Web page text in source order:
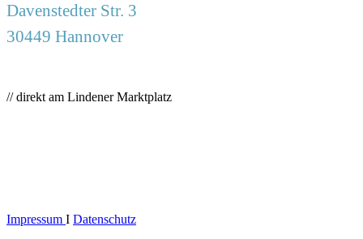
Davenstedter Str. 3
30449 Hannover
// direkt am Lindener Marktplatz
Impressum I Datenschutz